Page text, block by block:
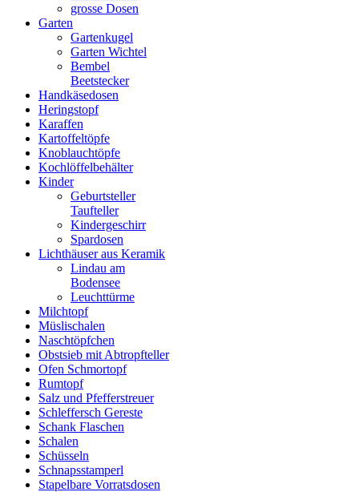
grosse Dosen
Garten
Gartenkugel
Garten Wichtel
Bembel
Beetstecker
Handkäsedosen
Heringstopf
Karaffen
Kartoffeltöpfe
Knoblauchtöpfe
Kochlöffelbehälter
Kinder
Geburtsteller
Taufteller
Kindergeschirr
Spardosen
Lichthäuser aus Keramik
Lindau am
Bodensee
Leuchttürme
Milchtopf
Müslischalen
Naschtöpfchen
Obstsieb mit Abtropfteller
Ofen Schmortopf
Rumtopf
Salz und Pfefferstreuer
Schleffersch Gereste
Schank Flaschen
Schalen
Schüsseln
Schnapsstamperl
Stapelbare Vorratsdosen